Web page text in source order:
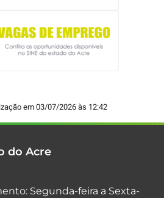
em 03/07/2026 às 12:42
do Acre
Segunda-feira a Sexta-